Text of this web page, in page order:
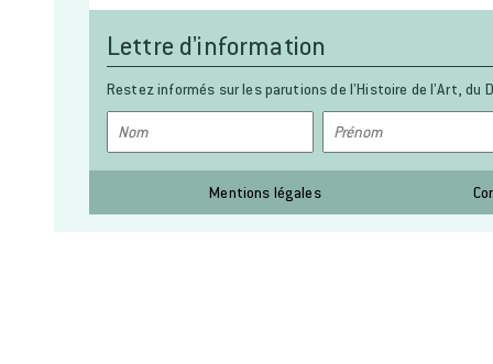
Lettre d'information
Restez informés sur les parutions de l’Histoire de l’Art, du
Mentions légales